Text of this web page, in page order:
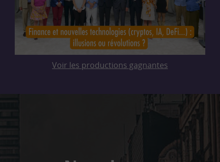
Voir les productions gagnantes